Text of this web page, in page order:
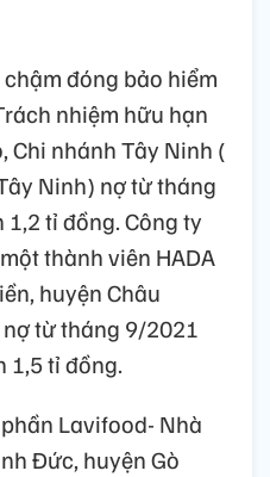
đóng bảo hiểm
nhiệm hữu hạn
Chi nhánh Tây Ninh (
Ninh) nợ từ tháng
tỉ đồng. Công ty
thành viên HADA
huyện Châu
từ tháng 9/2021
1,5 tỉ đồng.
Lavifood- Nhà
Đức, huyện Gò